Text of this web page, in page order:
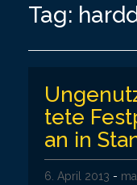
Tag:
tete
an in
6. April 2013 -